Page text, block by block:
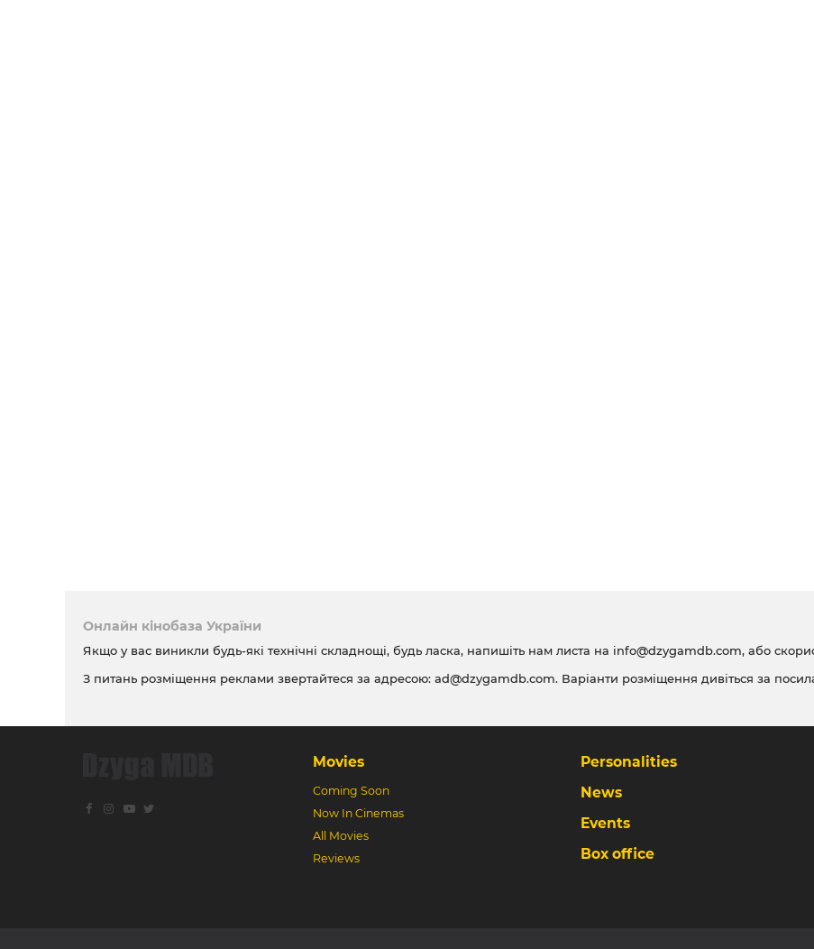
Онлайн кінобаза України
Якщо у вас виникли будь-які технічні складнощі, будь ласка, напишіть нам листа на info@dzygamdb.com, або
З питань розміщення реклами звертайтеся за адресою: ad@dzygamdb.com. Варіанти розміщення дивіться за
Movies
Coming Soon
Now In Cinemas
All Movies
Reviews
Personalities
News
Events
Box office